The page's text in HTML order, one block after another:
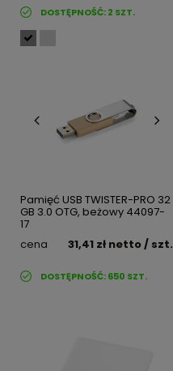
DOSTĘPNOŚĆ:2 SZT.
Pamięć USB TWISTER-PRO 32
GB 3.0 OTG, beżowy 44097-
17
cena
31,41 zł netto/ szt.
DOSTĘPNOŚĆ:650 SZT.